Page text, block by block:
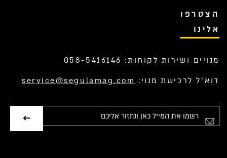
הצטרפו
אלינו
מנויים ושירות לקוחות: 058-5416146
דוא”ל לרכישת מנוי: service@segulamag.com
אימייל